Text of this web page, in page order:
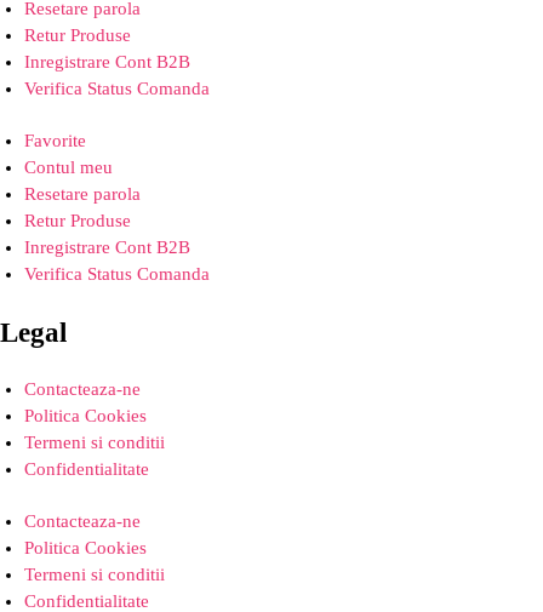
Resetare parola
Retur Produse
Inregistrare Cont B2B
Verifica Status Comanda
Favorite
Contul meu
Resetare parola
Retur Produse
Inregistrare Cont B2B
Verifica Status Comanda
Legal
Contacteaza-ne
Politica Cookies
Termeni si conditii
Confidentialitate
Contacteaza-ne
Politica Cookies
Termeni si conditii
Confidentialitate